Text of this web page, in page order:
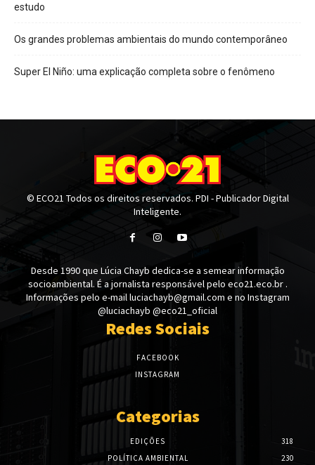
estudo
Os grandes problemas ambientais do mundo contemporâneo
Super El Niño: uma explicação completa sobre o fenômeno
© ECO21 Todos os direitos reservados. PDI - Publicador Digital
Inteligente.
Desde 1990 que Lúcia Chayb dedica-se a semear informação
socioambiental. É a jornalista responsável pelo eco21.eco.br .
Informações pelo e-mail luciachayb@gmail.com e no Instagram
@luciachayb @eco21_oficial
Redes Sociais
FACEBOOK
INSTAGRAM
Categorias
EDIÇÕES
318
POLÍTICA AMBIENTAL
230